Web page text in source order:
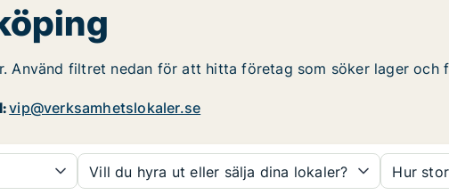
Använd filtret nedan för att hitta företag som söker lager och
vip@verksamhetslokaler.se
Vill du hyra ut eller sälja dina lokaler? Hur